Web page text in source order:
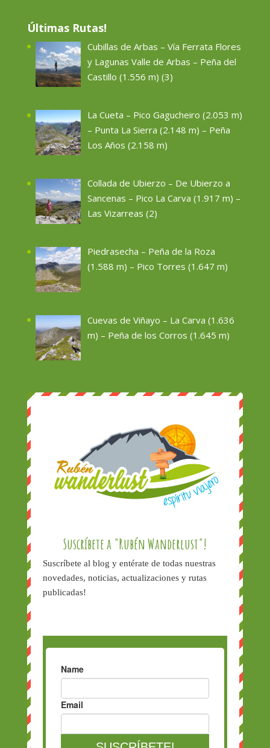
Últimas Rutas!
Cubillas de Arbas – Vía Ferrata Flores
y Lagunas Valle de Arbas – Peña del
Castillo (1.556 m) (3)
La Cueta – Pico Gagucheiro (2.053 m)
– Punta La Sierra (2.148 m) – Peña
Los Años (2.158 m)
Collada de Ubierzo – De Ubierzo a
Sancenas – Pico La Carva (1.917 m) –
Las Vizarreas (2)
Piedrasecha – Peña de la Roza
(1.588 m) – Pico Torres (1.647 m)
Cuevas de Viñayo – La Carva (1.636
m) – Peña de los Corros (1.645 m)
Suscríbete a "Rubén Wanderlust"!
Suscríbete al blog y entérate de todas nuestras
novedades, noticias, actualizaciones y rutas
publicadas!